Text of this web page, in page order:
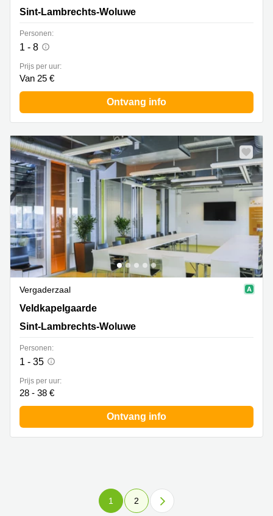
Sint-Lambrechts-Woluwe
Personen:
1 - 8
Prijs per uur:
Van 25 €
Ontvang info
Vergaderzaal
Veldkapelgaarde 30, Sint-Lambrechts-Woluwe
Veldkapelgaarde
Sint-Lambrechts-Woluwe
Personen:
1 - 35
Prijs per uur:
28 - 38 €
Ontvang info
1 2